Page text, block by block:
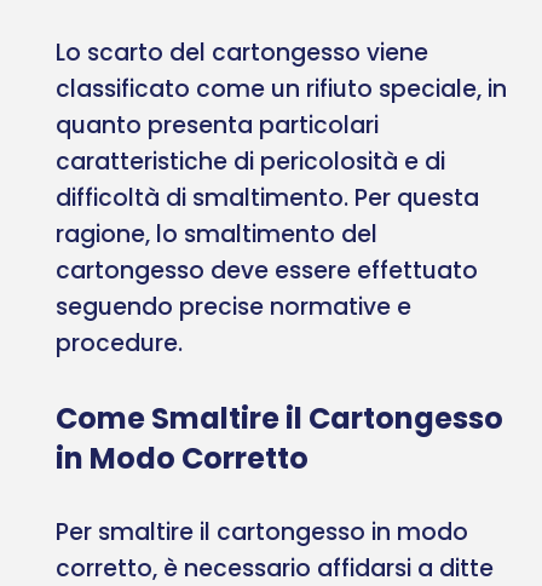
Lo scarto del cartongesso viene
classificato come un rifiuto speciale, in
quanto presenta particolari
caratteristiche di pericolosità e di
difficoltà di smaltimento. Per questa
ragione, lo smaltimento del
cartongesso deve essere effettuato
seguendo precise normative e
procedure.
Come Smaltire il Cartongesso
in Modo Corretto
Per smaltire il cartongesso in modo
corretto, è necessario affidarsi a ditte